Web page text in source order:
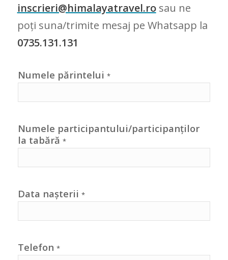
inscrieri@himalayatravel.rosau ne
poți suna/trimite mesaj pe Whatsapp la
0735.131.131
Numele părintelui *
Numele participantului/participanților
la tabără *
Data nașterii *
Telefon *